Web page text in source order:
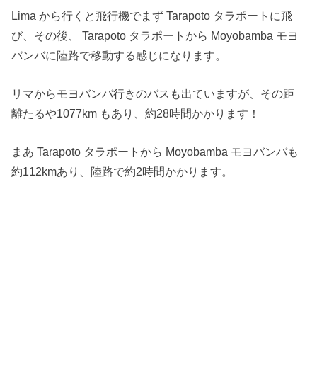
Lima から行くと飛行機でまず Tarapoto タラポートに飛
び、その後、 Tarapoto タラポートから Moyobamba モヨ
バンバに陸路で移動する感じになります。
リマからモヨバンバ行きのバスも出ていますが、その距
離たるや1077km もあり、約28時間かかります！
まあ Tarapoto タラポートから Moyobamba モヨバンバも
約112kmあり、陸路で約2時間かかります。